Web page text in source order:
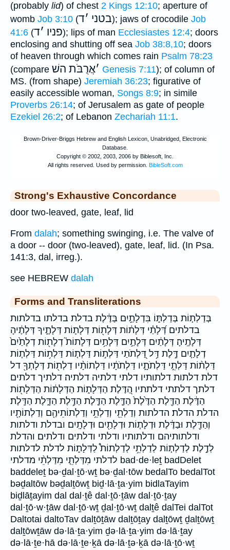
(probably lid) of chest 2 Kings 12:10; aperture of
womb Job 3:10 ( בטני ׳ד ); jaws of crocodile Job
41:6 ( פניו ׳ד ); lips of man Ecclesiastes 12:4; doors
enclosing and shutting off sea Job 38:8,10; doors
of heaven through which comes rain Psalm 78:23
(compare
׳אֲרֻבֹּת השׁ Genesis 7:11); of column of
MS. (from shape) Jeremiah 36:23; figurative of
easily accessible woman, Songs 8:9; in simile
Proverbs 26:14; of Jerusalem as gate of people
Ezekiel 26:2; of Lebanon Zechariah 11:1.
Strong's Exhaustive Concordance
door two-leaved, gate, leaf, lid
From dalah; something swinging, i.e. The valve of
a door -- door (two-leaved), gate, leaf, lid. (In Psa.
141:3, dal, irreg.).
see HEBREW dalah
Forms and Transliterations
בְּדַלְת֤וֹת בְּדַלְתּ֑וֹ בִּדְלָתַ֣יִם בַּדֶּ֔לֶת בדלת בדלתו בדלתות
בדלתים דְּ֝לָתַ֗י דְּלָת֔וֹת דְּלָת֖וֹת דְּלָת֛וֹת דְּלָתֶ֑יךָ דְּלָתֶ֔יהָ
דְּלָתֶֽיהָ׃ דְּלָתַ֔יִם דְּלָתַ֣יִם דְּלָתַ֥יִם דְּלָתוֹת֮ דְלָת֖וֹת דְלָתַ֙יִם֙
דְלָתַ֧יִם דֶּ֣לֶת דַּ֥ל דַּ֭לְתֹתַי דַּלְת֣וֹת דַּלְת֤וֹת דַּלְת֥וֹת דַּלְת֧וֹת
דַּלְת֨וֹת דַּלְתֵ֣י דַּלְתֹתָ֑יו דַּלְתֹתָ֔יו דַּלְתוֹתָ֨יו דַלְת֖וֹת דְּלָתְךָ֖ דל
דלת דלתות דלתותיו דלתי דלתיה דלתיה׃ דלתיך דלתים
דלתך דלתתי דלתתיו הַ֭דֶּלֶת הַדְּלָת֑וֹת הַדְּלָת֔וֹת הַדְּלָת֖וֹת
הַדֶּ֔לֶת הַדֶּ֖לֶת הַדֶּ֙לֶת֙ הַדֶּ֛לֶת הַדֶּ֤לֶת הַדֶּ֥לֶת הַדָּ֑לֶת הַדָּֽלֶת׃
הדלת הדלת׃ הדלתות וְדַלְתֵ֖י וְדַלְתֵ֥י וְדַלְתוֹתֵיהֶ֖ם וְדַלְתוֹתָ֖יו
וְהַדֶּ֖לֶת וּבַדֶּ֔לֶת וּדְלָת֧וֹת וּדְלָתַ֖יִם וּדְלָתָֽיִם׃ ובדלת ודלתות
ודלתותיהם ודלתותיו ודלתי ודלתים ודלתים׃ והדלת
לְדֶ֣לֶת לְדַלְת֧וֹת לְדַלְתֵ֥י לְדַלְתוֹת֩ לַדְּלָת֑וֹת לדלת לדלתות
לדלתי מִדַּלְתֵ֤י מִדַּלְתֵ֨י מדלתי bad·de·leṯ badDelet
baddeleṯ bə·ḏal·ṯō·wṯ bə·ḏal·tōw bedalTo bedalTot
bəḏaltōw bəḏalṯōwṯ biḏ·lā·ṯa·yim bidlaTayim
biḏlāṯayim dal dal·ṯê dal·ṯō·ṯāw dal·ṯō·ṯay
dal·ṯō·w·ṯāw dal·ṯō·wṯ ḏal·ṯō·wṯ dalṯê dalTei dalTot
Daltotai daltoTav dalṯōṯāw dalṯōṯay dalṯōwṯ ḏalṯōwṯ
dalṯōwṯāw də·lā·ṯa·yim ḏə·lā·ṯa·yim də·lā·ṯay
də·lā·ṯe·hā də·lā·ṯe·ḵā də·lā·ṯə·ḵā də·lā·ṯō·wṯ